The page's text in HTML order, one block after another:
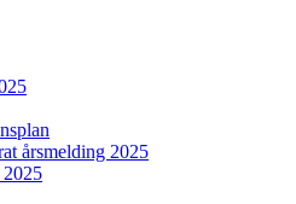
årsmelding 2025